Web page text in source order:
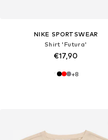
NIKE SPORTSWEAR
Shirt 'Futura'
€17,90
+8